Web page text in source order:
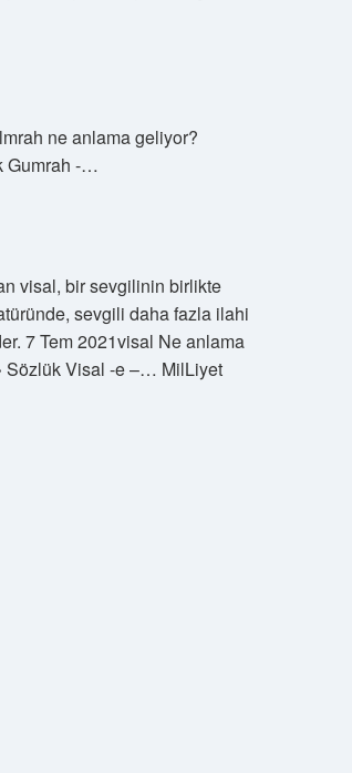
ne anlama geliyor?
Gumrah -…
visal, bir sevgilinin birlikte
sevgili daha fazla ilahi
7 Tem 2021visal Ne anlama
Sözlük Visal -e –… MilLiyet